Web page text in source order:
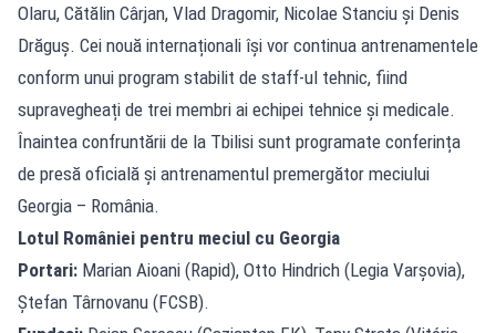
Olaru, Cătălin Cârjan, Vlad Dragomir, Nicolae Stanciu și Denis
Drăguș. Cei nouă internaționali își vor continua antrenamentele
conform unui program stabilit de staff-ul tehnic, fiind
supravegheați de trei membri ai echipei tehnice și medicale.
Înaintea confruntării de la Tbilisi sunt programate conferința
de presă oficială și antrenamentul premergător meciului
Georgia – România.
Lotul României pentru meciul cu Georgia
Portari: Marian Aioani (Rapid), Otto Hindrich (Legia Varșovia),
Ștefan Târnovanu (FCSB).